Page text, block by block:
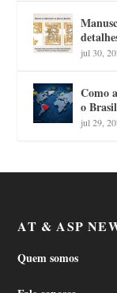
jul 30,
Como
o
jul 29,
AT & ASP
Quem somos